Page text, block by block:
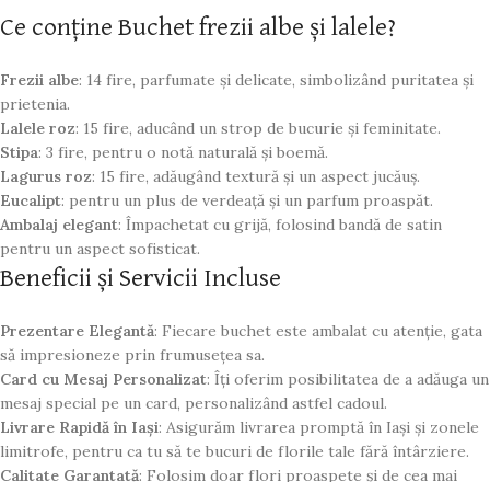
Ce conține Buchet frezii albe și lalele?
Frezii albe: 14 fire, parfumate și delicate, simbolizând puritatea și
prietenia.
Lalele roz: 15 fire, aducând un strop de bucurie și feminitate.
Stipa: 3 fire, pentru o notă naturală și boemă.
Lagurus roz: 15 fire, adăugând textură și un aspect jucăuș.
Eucalipt: pentru un plus de verdeață și un parfum proaspăt.
Ambalaj elegant: Împachetat cu grijă, folosind bandă de satin
pentru un aspect sofisticat.
Beneficii și Servicii Incluse
Prezentare Elegantă: Fiecare buchet este ambalat cu atenție, gata
să impresioneze prin frumusețea sa.
Card cu Mesaj Personalizat: Îți oferim posibilitatea de a adăuga un
mesaj special pe un card, personalizând astfel cadoul.
Livrare Rapidă în Iași: Asigurăm livrarea promptă în Iași și zonele
limitrofe, pentru ca tu să te bucuri de florile tale fără întârziere.
Calitate Garantată: Folosim doar flori proaspete și de cea mai